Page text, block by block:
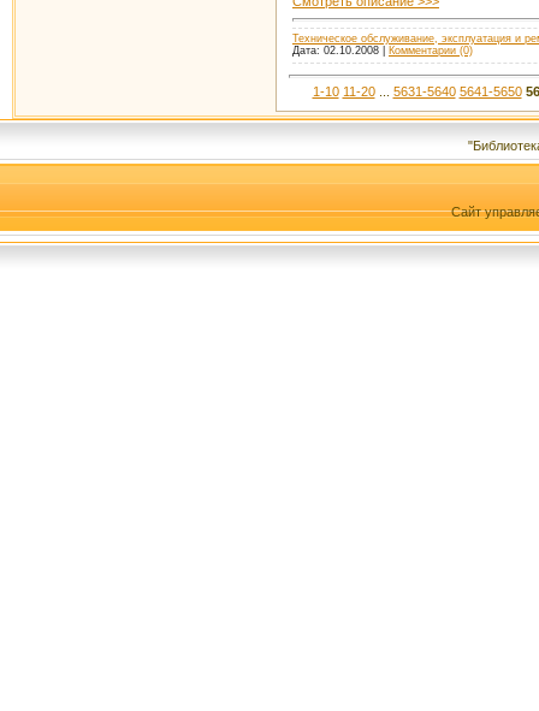
Техническое обслуживание, эксплуатация и
Дата: 02.10.2008 Комментарии (0)
1-10 11-20 5631-5640 5641-5650
Сайт